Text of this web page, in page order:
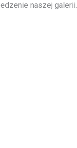
naszej galerii.